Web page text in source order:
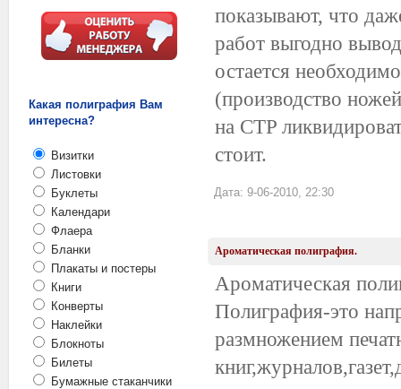
Какая полиграфия Вам
интересна?
Визитки
Листовки
Буклеты
Календари
Флаера
Бланки
Плакаты и постеры
Книги
Конверты
Наклейки
Блокноты
Билеты
Бумажные стаканчики
показывают, что
работ выгодно
остается
(производство
на CTP
стоит.
Дата: 9-06-2010, 22:30
Ароматическая полиграфия.
Ароматическая
Полиграфия-это
размножением